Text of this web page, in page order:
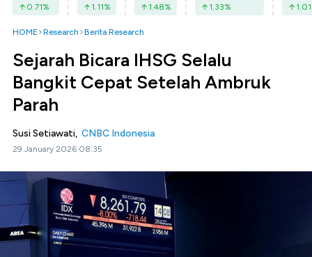
0.71% 1.11% 1.48% 1.33% 1.01
HOME Research Berita Research
Sejarah Bicara IHSG Selalu
Bangkit Cepat Setelah Ambruk
Parah
Susi Setiawati, CNBC Indonesia
29 January 2026 08:35